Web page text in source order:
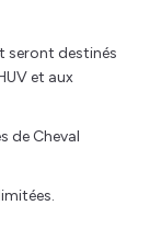
seront destinés
et aux
de Cheval